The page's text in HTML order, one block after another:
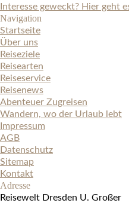
Interesse geweckt? Hier geht
Navigation
Startseite
Über uns
Reiseziele
Reisearten
Reiseservice
Reisenews
Abenteuer Zugreisen
Wandern, wo der Urlaub lebt
Impressum
AGB
Datenschutz
Sitemap
Kontakt
Adresse
Reisewelt Dresden U. Großer